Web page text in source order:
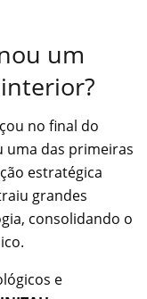
um
no final do
uma das primeiras
estratégica
grandes
consolidando o
e